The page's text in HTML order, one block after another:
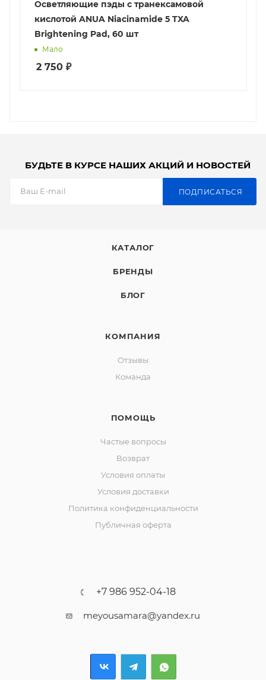
Осветляющие пэды с транексамовой
кислотой ANUA Niacinamide 5 TXA
Brightening Pad, 60 шт
Мало
2 750 ₽
БУДЬТЕ В КУРСЕ НАШИХ АКЦИЙ И НОВОСТЕЙ
ПОДПИСАТЬСЯ
КАТАЛОГ
БРЕНДЫ
БЛОГ
КОМПАНИЯ
Отзывы
Команда
ПОМОЩЬ
Частые вопросы
Возврат
Условия оплаты
Условия доставки
Политика конфиденциальности
Публичная оферта
+7 986 952-04-18
meyousamara@yandex.ru